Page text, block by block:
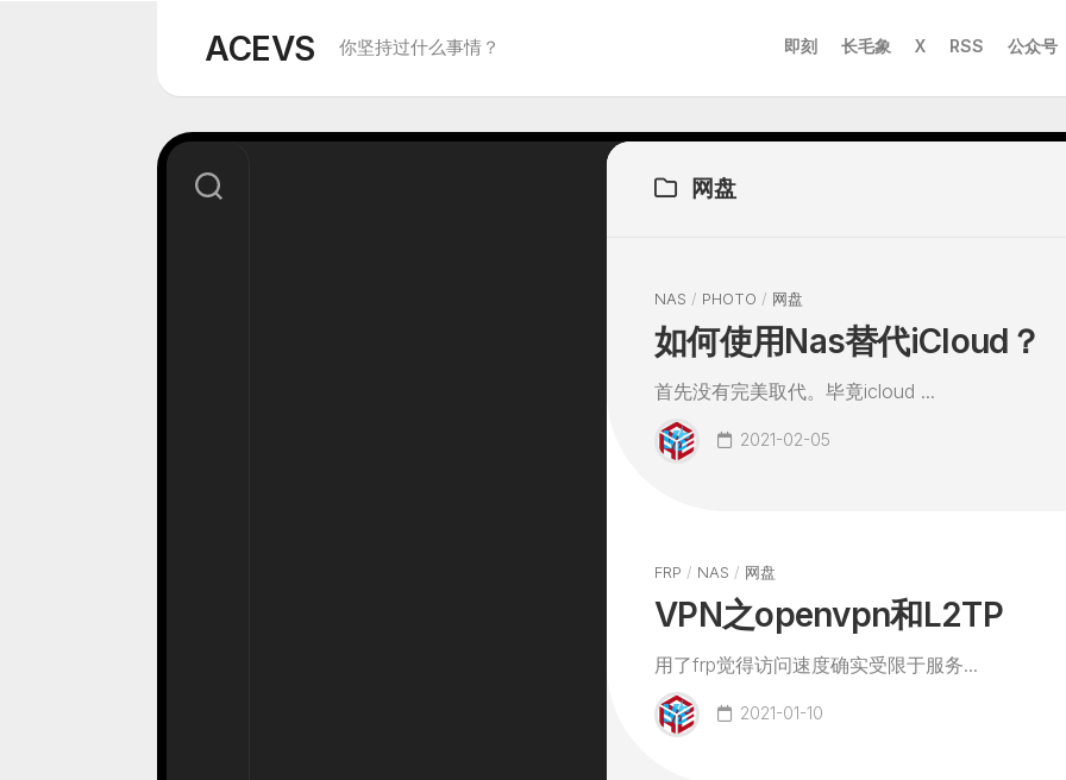
ACEVS 你坚持过什么事情？ 即刻 长毛象 X RSS 公众号
网盘
NAS / PHOTO / 网盘
如何使用Nas替代iCloud？
首先没有完美取代。毕竟icloud ...
2021-02-05
FRP / NAS / 网盘
VPN之openvpn和L2TP
用了frp觉得访问速度确实受限于服务...
2021-01-10